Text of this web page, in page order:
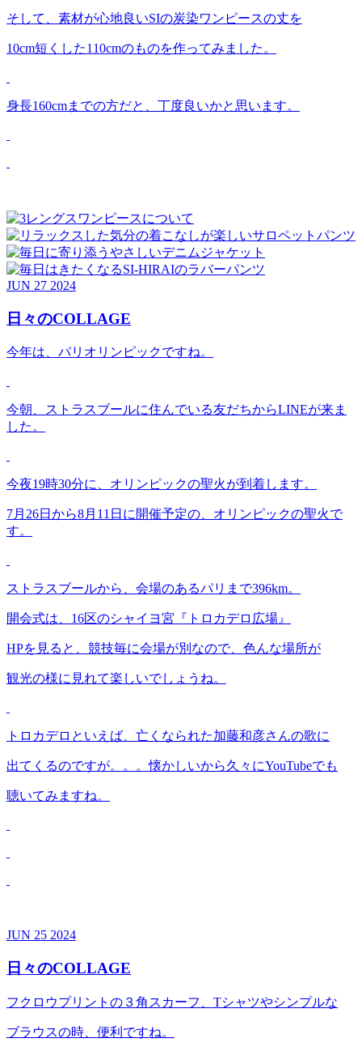
そして、素材が心地良いSIの炭染ワンピースの丈を
10cm短くした110cmのものを作ってみました。
身長160cmまでの方だと、丁度良いかと思います。
JUN 27 2024
日々のCOLLAGE
今年は、パリオリンピックですね。
今朝、ストラスブールに住んでいる友だちからLINEが来ま
した。
今夜19時30分に、オリンピックの聖火が到着します。
7月26日から8月11日に開催予定の、オリンピックの聖火で
す。
ストラスブールから、会場のあるパリまで396km。
開会式は、16区のシャイヨ宮『トロカデロ広場』
HPを見ると、競技毎に会場が別なので、色んな場所が
観光の様に見れて楽しいでしょうね。
トロカデロといえば、亡くなられた加藤和彦さんの歌に
出てくるのですが。。。懐かしいから久々にYouTubeでも
聴いてみますね。
JUN 25 2024
日々のCOLLAGE
フクロウプリントの３角スカーフ、Tシャツやシンプルな
ブラウスの時、便利ですね。